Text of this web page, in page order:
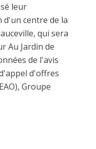
leur
centre de la
qui sera
Au Jardin de
de l'avis
d'offres
Groupe